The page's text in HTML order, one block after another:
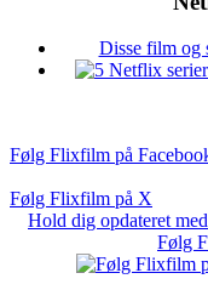
Disse film og
Følg Flixfilm på
Følg Flixfilm på X
Hold dig opdateret
Følg